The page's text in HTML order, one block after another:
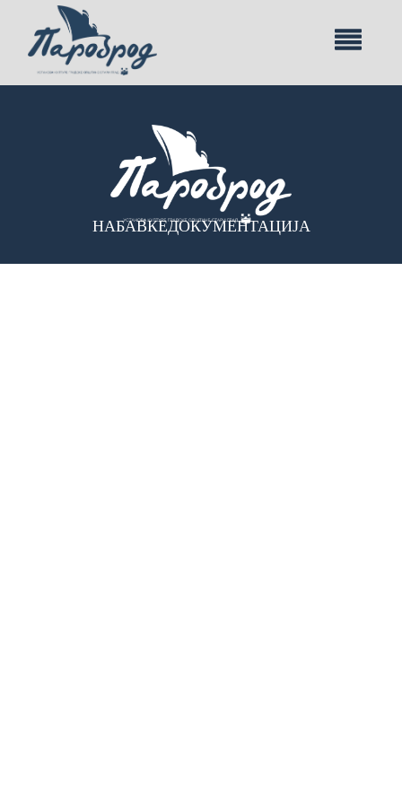
НАБАВКЕДОКУМЕНТАЦИЈА